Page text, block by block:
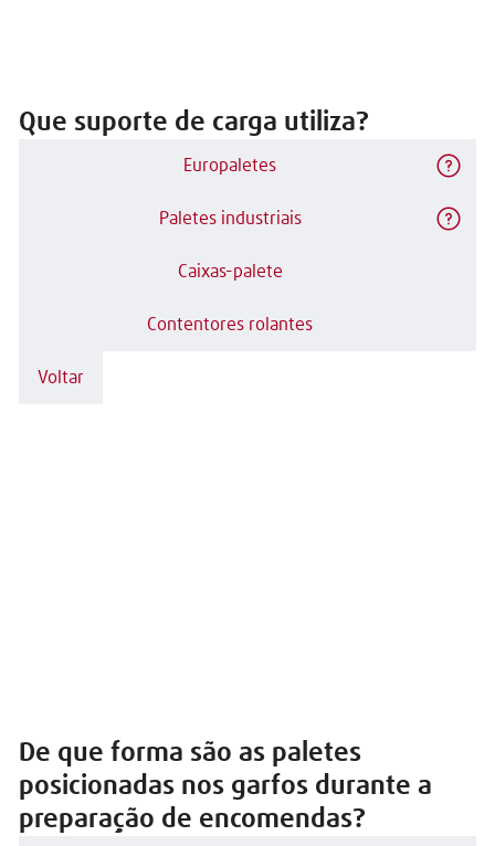
Que suporte de carga utiliza?
Europaletes
Paletes industriais
Caixas-palete
Contentores rolantes
Voltar
De que forma são as paletes
posicionadas nos garfos durante a
preparação de encomendas?